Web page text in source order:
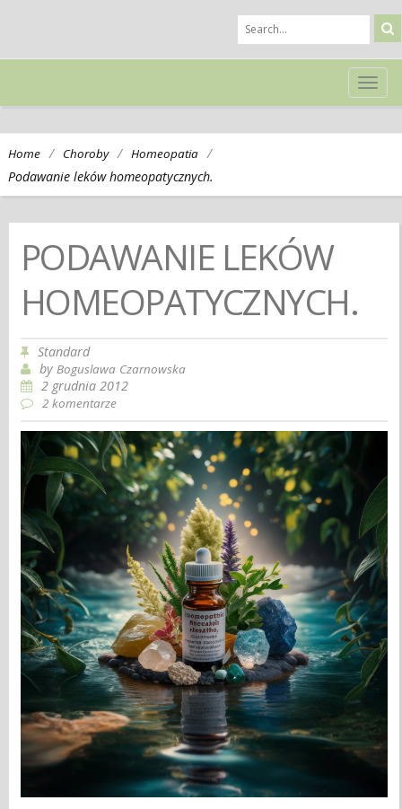
Home / Choroby / Homeopatia /
Podawanie leków homeopatycznych.
PODAWANIE LEKÓW
HOMEOPATYCZNYCH.
Standard
byBoguslawa Czarnowska
2 grudnia 2012
2 komentarze